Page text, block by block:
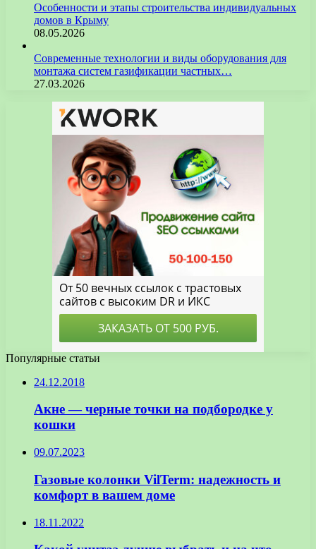
Особенности и этапы строительства индивидуальных
домов в Крыму
08.05.2026
Современные технологии и виды оборудования для
монтажа систем газификации частных…
27.03.2026
Популярные статьи
24.12.2018
Акне — черные точки на подбородке у
кошки
09.07.2023
Газовые колонки VilTerm: надежность и
комфорт в вашем доме
18.11.2022